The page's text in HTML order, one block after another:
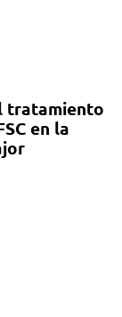
tratamiento
en la